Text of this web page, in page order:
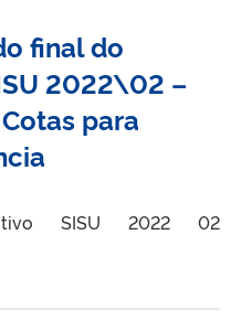
final do
2022\02 –
para
SISU 2022 02